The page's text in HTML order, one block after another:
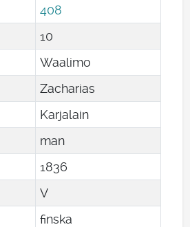
408
10
Waalimo
Zacharias
Karjalain
man
1836
V
finska